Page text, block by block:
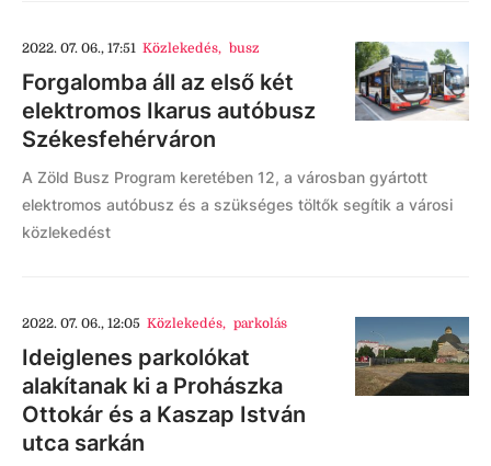
2022. 07. 06., 17:51 Közlekedés, busz
Forgalomba áll az első két
elektromos Ikarus autóbusz
Székesfehérváron
A Zöld Busz Program keretében 12, a városban gyártott
elektromos autóbusz és a szükséges töltők segítik a városi
közlekedést
2022. 07. 06., 12:05 Közlekedés, parkolás
Ideiglenes parkolókat
alakítanak ki a Prohászka
Ottokár és a Kaszap István
utca sarkán